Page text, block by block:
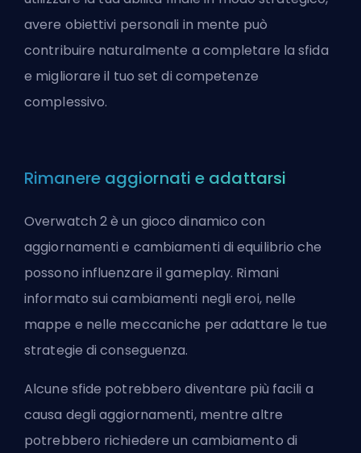
avere obiettivi personali in mente può
contribuire naturalmente a completare la sfida
e migliorare il tuo set di competenze
complessivo.
Rimanere aggiornati e adattarsi
Overwatch 2 è un gioco dinamico con
aggiornamenti e cambiamenti di equilibrio che
possono influenzare il gameplay. Rimani
informato sui cambiamenti negli eroi, nelle
mappe e nelle meccaniche per adattare le tue
strategie di conseguenza.
Alcune sfide potrebbero diventare più facili a
causa degli aggiornamenti, mentre altre
potrebbero richiedere un cambiamento di